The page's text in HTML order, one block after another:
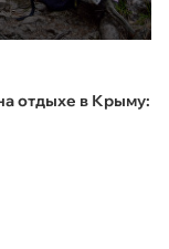
отдыхе в Крыму: